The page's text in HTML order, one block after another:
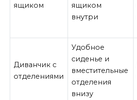
ящиком
ящиком
внутри
Диванчик с
отделениями
Удобное
сиденье и
вместительные
отделения
внизу